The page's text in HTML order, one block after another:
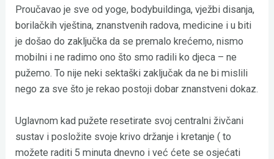
Proučavao je sve od yoge, bodybuildinga, vježbi disanja,
borilačkih vještina, znanstvenih radova, medicine i u biti
je došao do zaključka da se premalo krećemo, nismo
mobilni i ne radimo ono što smo radili ko djeca – ne
pužemo. To nije neki sektaški zaključak da ne bi mislili
nego za sve što je rekao postoji dobar znanstveni dokaz.
Uglavnom kad pužete resetirate svoj centralni živčani
sustav i posložite svoje krivo držanje i kretanje ( to
možete raditi 5 minuta dnevno i već ćete se osjećati